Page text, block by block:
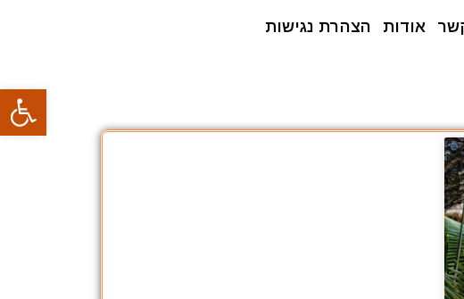
פתח
אודות הצהרת נגישות